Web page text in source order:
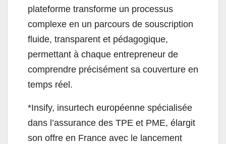
plateforme transforme un processus
complexe en un parcours de souscription
fluide, transparent et pédagogique,
permettant à chaque entrepreneur de
comprendre précisément sa couverture en
temps réel.
*Insify, insurtech européenne spécialisée
dans l’assurance des TPE et PME, élargit
son offre en France avec le lancement